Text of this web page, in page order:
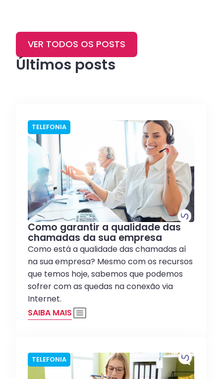
Últimos posts
VER TODOS OS POSTS
TELEFONIA
Como garantir a qualidade das
chamadas da sua empresa
Como está a qualidade das chamadas aí
na sua empresa? Mesmo com os recursos
que temos hoje, sabemos que podemos
sofrer com as quedas na conexão via
Internet.
SAIBA MAIS
TELEFONIA